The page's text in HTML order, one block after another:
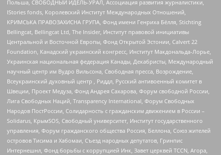
Польша, СВОБОДНЫЙ ИДЕЛЬ-УРАЛ, Ассоциация развития журналистики,
IStories fonds, Королевский Институт Международных Отношений,
КРИМСЬКА ПРАВОЗАХИСНА ГРУПА, Фонд имени Генриха Бёлля, Stichting
Bellingcat, Bellingcat Ltd, The Insider, Институт правовой инициативы
Центральной и Восточной Европы, Фонд Открытой Эстонии, Calvert 22
Foundation, Канадский украинский конгресс, Институт Макдональда-Лорье,
Украинская национальная федерация Канады, Декабристы, Международный
научный центр им Вудро Вильсона, Свободная пресса, Возрождение,
Всеукраинский духовный центр , Риддл, Русский антивоенный комитет в
Швеции, Проект Медуза, Фонд Андрея Сахарова, Форум свободной России,
Лига Свободных Наций, Transparеncy International, Форум Свободных
Народов ПостРоссии, Солидарность с гражданским движением в России –
Solidarus, КрымSOS, Свободный университет, Институт государственного
управления, Форум гражданского общества Россия, Беллона, Союз жителей
островов Тисима и Хабомаи, Съезд народных депутатов, Гринпис
Интернешнл, Фонд борьбы с коррупцией Инк, Завет церквей TCCN, Агора,